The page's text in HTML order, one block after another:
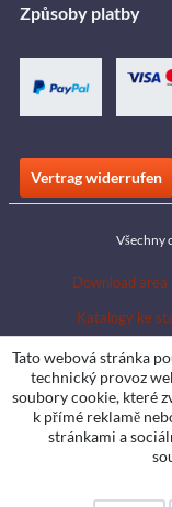
Způsoby platby
Vertrag widerrufen
Všechny
Download area
Katalogy ke
Tato webová stránka
technický provoz
soubory cookie, které
k přímé reklamě
stránkami a